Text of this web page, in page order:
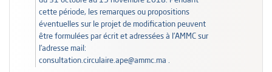
cette période, les remarques ou propositions
éventuelles sur le projet de modification peuvent
être formulées par écrit et adressées à l’AMMC sur
l’adresse mail:
consultation.circulaire.ape@ammc.ma .